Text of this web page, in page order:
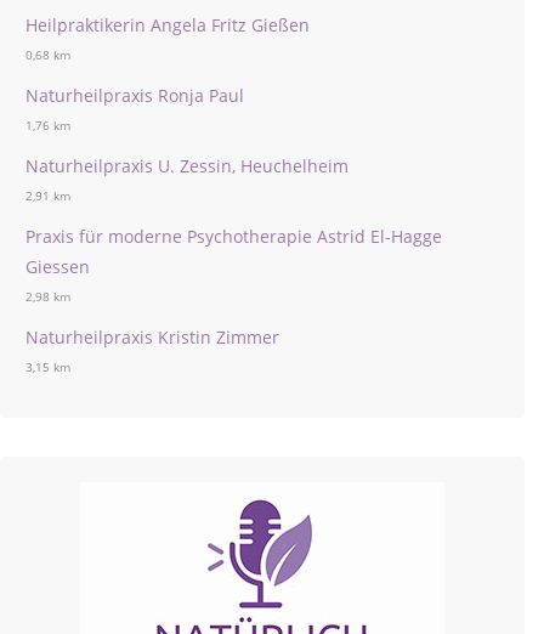
Heilpraktikerin Angela Fritz Gießen
0,68 km
Naturheilpraxis Ronja Paul
1,76 km
Naturheilpraxis U. Zessin, Heuchelheim
2,91 km
Praxis für moderne Psychotherapie Astrid El-Hagge
Giessen
2,98 km
Naturheilpraxis Kristin Zimmer
3,15 km